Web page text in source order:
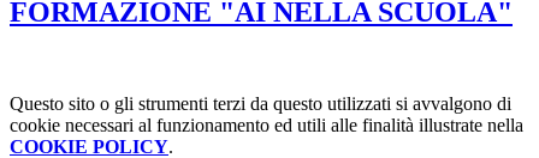
FORMAZIONE "AI NELLA SCUOLA"
Questo sito o gli strumenti terzi da questo utilizzati si avvalgono di
cookie necessari al funzionamento ed utili alle finalità illustrate nella
COOKIE POLICY.